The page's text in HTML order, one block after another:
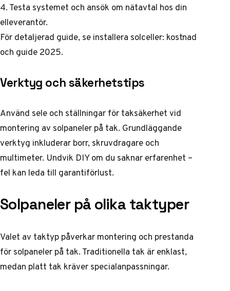
4. Testa systemet och ansök om nätavtal hos din
elleverantör.
För detaljerad guide, seinstallera solceller: kostnad
och guide 2025.
Verktyg och säkerhetstips
Använd sele och ställningar för taksäkerhet vid
montering av solpaneler på tak. Grundläggande
verktyg inkluderar borr, skruvdragare och
multimeter. Undvik DIY om du saknar erfarenhet –
fel kan leda till garantiförlust.
Solpaneler på olika taktyper
Valet av taktyp påverkar montering och prestanda
för solpaneler på tak. Traditionella tak är enklast,
medan platt tak kräver specialanpassningar.